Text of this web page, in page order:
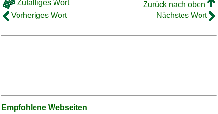
Zufälliges Wort
Zurück nach oben
Vorheriges Wort
Nächstes Wort
Empfohlene Webseiten